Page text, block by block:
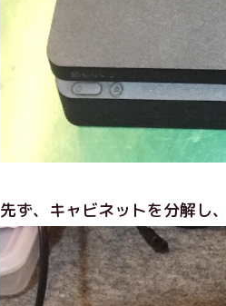
先ず、キャビネットを分解し